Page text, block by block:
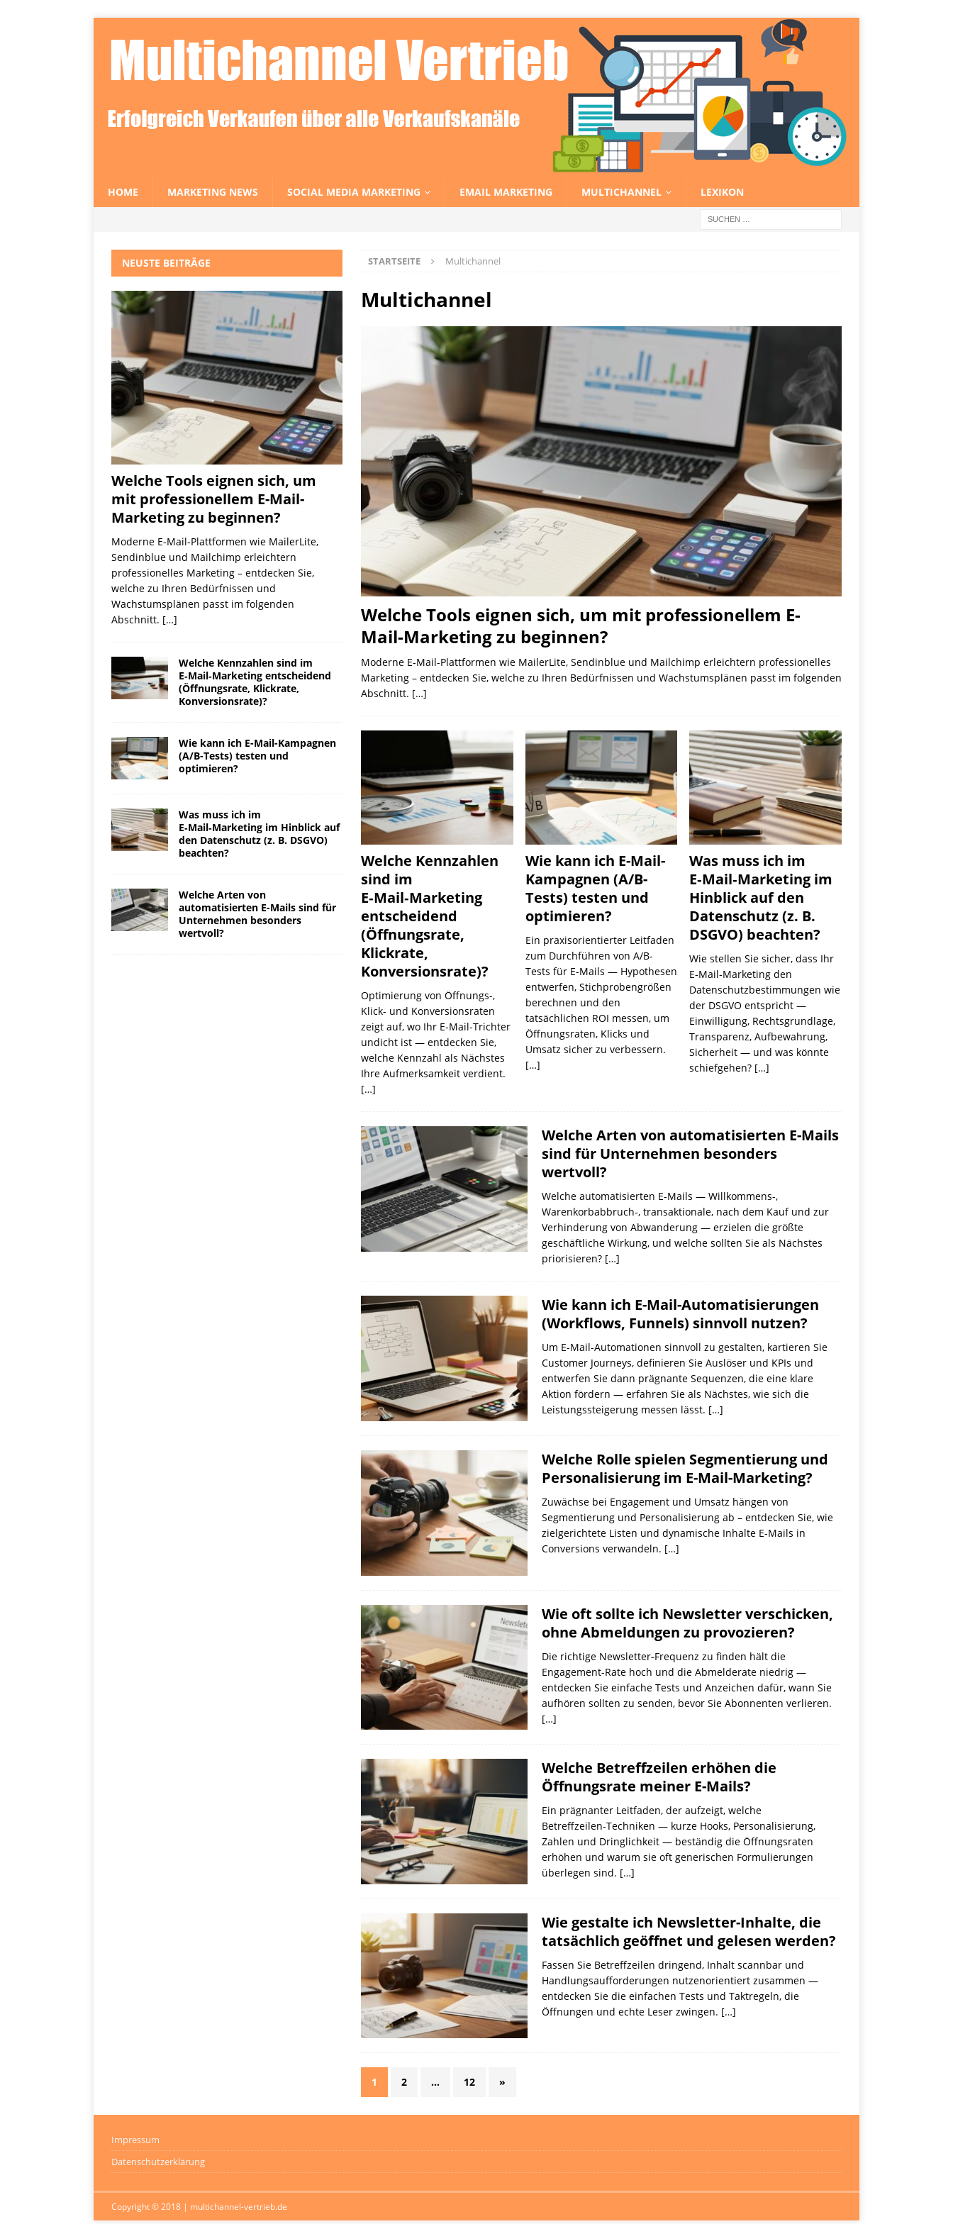
HOME MARKETING NEWS SOCIAL MEDIA MARKETING EMAIL MARKETING MULTICHANNEL LEXIKON
STARTSEITE Multichannel
Multichannel
Welche Tools eignen sich, um mit professionellem E-
Mail-Marketing zu beginnen?
Moderne E-Mail-Plattformen wie MailerLite, Sendinblue und Mailchimp erleichtern professionelles
Marketing – entdecken Sie, welche zu Ihren Bedürfnissen und Wachstumsplänen passt im folgenden
Abschnitt. […]
Welche Kennzahlen
sind im
E‑Mail‑Marketing
entscheidend
(Öffnungsrate,
Klickrate,
Konversionsrate)?
Optimierung von Öffnungs-,
Klick- und Konversionsraten
zeigt auf, wo Ihr E-Mail-Trichter
undicht ist — entdecken Sie,
welche Kennzahl als Nächstes
Ihre Aufmerksamkeit verdient.
[…]
Wie kann ich E-Mail-
Kampagnen (A/B-
Tests) testen und
optimieren?
Ein praxisorientierter Leitfaden
zum Durchführen von A/B-
Tests für E-Mails — Hypothesen
entwerfen, Stichprobengrößen
berechnen und den
tatsächlichen ROI messen, um
Öffnungsraten, Klicks und
Umsatz sicher zu verbessern.
[…]
Was muss ich im
E‑Mail‑Marketing im
Hinblick auf den
Datenschutz (z. B.
DSGVO) beachten?
Wie stellen Sie sicher, dass Ihr
E‑Mail‑Marketing den
Datenschutzbestimmungen wie
der DSGVO entspricht —
Einwilligung, Rechtsgrundlage,
Transparenz, Aufbewahrung,
Sicherheit — und was könnte
schiefgehen? […]
Welche Arten von automatisierten E-Mails
sind für Unternehmen besonders
wertvoll?
Welche automatisierten E‑Mails — Willkommens‑,
Warenkorbabbruch‑, transaktionale, nach dem Kauf und zur
Verhinderung von Abwanderung — erzielen die größte
geschäftliche Wirkung, und welche sollten Sie als Nächstes
priorisieren? […]
Wie kann ich E-Mail-Automatisierungen
(Workflows, Funnels) sinnvoll nutzen?
Um E-Mail-Automationen sinnvoll zu gestalten, kartieren Sie
Customer Journeys, definieren Sie Auslöser und KPIs und
entwerfen Sie dann prägnante Sequenzen, die eine klare
Aktion fördern — erfahren Sie als Nächstes, wie sich die
Leistungssteigerung messen lässt. […]
Welche Rolle spielen Segmentierung und
Personalisierung im E-Mail-Marketing?
Zuwächse bei Engagement und Umsatz hängen von
Segmentierung und Personalisierung ab – entdecken Sie, wie
zielgerichtete Listen und dynamische Inhalte E-Mails in
Conversions verwandeln. […]
Wie oft sollte ich Newsletter verschicken,
ohne Abmeldungen zu provozieren?
Die richtige Newsletter-Frequenz zu finden hält die
Engagement-Rate hoch und die Abmelderate niedrig —
entdecken Sie einfache Tests und Anzeichen dafür, wann Sie
aufhören sollten zu senden, bevor Sie Abonnenten verlieren.
[…]
Welche Betreffzeilen erhöhen die
Öffnungsrate meiner E-Mails?
Ein prägnanter Leitfaden, der aufzeigt, welche
Betreffzeilen‑Techniken — kurze Hooks, Personalisierung,
Zahlen und Dringlichkeit — beständig die Öffnungsraten
erhöhen und warum sie oft generischen Formulierungen
überlegen sind. […]
Wie gestalte ich Newsletter-Inhalte, die
tatsächlich geöffnet und gelesen werden?
Fassen Sie Betreffzeilen dringend, Inhalt scannbar und
Handlungsaufforderungen nutzenorientiert zusammen —
entdecken Sie die einfachen Tests und Taktregeln, die
Öffnungen und echte Leser zwingen. […]
1 2 … 12 »
NEUSTE BEITRÄGE
Welche Tools eignen sich, um
mit professionellem E-Mail-
Marketing zu beginnen?
Moderne E-Mail-Plattformen wie MailerLite,
Sendinblue und Mailchimp erleichtern
professionelles Marketing – entdecken Sie,
welche zu Ihren Bedürfnissen und
Wachstumsplänen passt im folgenden
Abschnitt. […]
Welche Kennzahlen sind im
E‑Mail‑Marketing entscheidend
(Öffnungsrate, Klickrate,
Konversionsrate)?
Wie kann ich E-Mail-Kampagnen
(A/B-Tests) testen und
optimieren?
Was muss ich im
E‑Mail‑Marketing im Hinblick auf
den Datenschutz (z. B. DSGVO)
beachten?
Welche Arten von
automatisierten E-Mails sind für
Unternehmen besonders
wertvoll?
Impressum
Datenschutzerklärung
Copyright © 2018 | multichannel-vertrieb.de